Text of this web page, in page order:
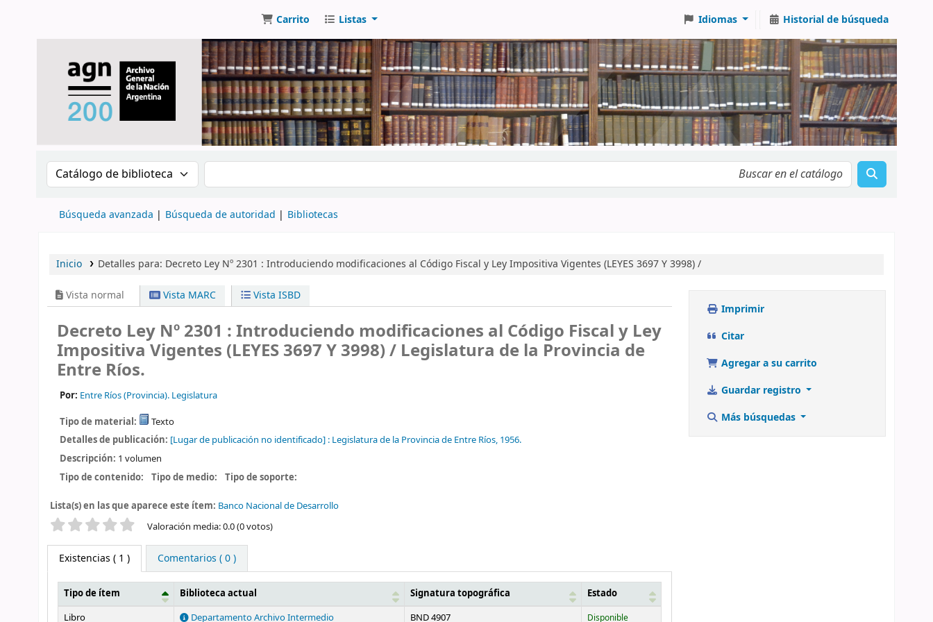
Carrito Listas Idiomas Historial de búsqueda
Buscar en el catálogo por: Buscar en el catálogo
Búsqueda avanzada Búsqueda de autoridad Bibliotecas
Inicio Detalles para: Decreto Ley Nº 2301 : Introduciendo modificaciones al Código Fiscal y Ley Impositiva Vigentes (LEYES 3697 Y 3998) /
Vista normal Vista MARC Vista ISBD
Decreto Ley Nº 2301 : Introduciendo modificaciones al Código Fiscal y Ley
Impositiva Vigentes (LEYES 3697 Y 3998) / Legislatura de la Provincia de
Entre Ríos.
Por: Entre Ríos (Provincia). Legislatura
Tipo de material:
Texto
Detalles de publicación: [Lugar de publicación no identificado] : Legislatura de la Provincia de Entre Ríos, 1956.
Descripción: 1 volumen
Tipo de contenido:
Tipo de medio: Tipo de soporte:
Lista(s) en las que aparece este ítem: Banco Nacional de Desarrollo
Valoración Valoración media: 0.0 (0 votos)
Existencias ( 1 ) Comentarios ( 0 )
Existencias
Tipo de ítem Biblioteca actual Signatura topográfica
Estado
Libro
Departamento Archivo Intermedio BND 4907 Disponible
Imprimir
Citar
Agregar a su carrito
Guardar registro
Más búsquedas